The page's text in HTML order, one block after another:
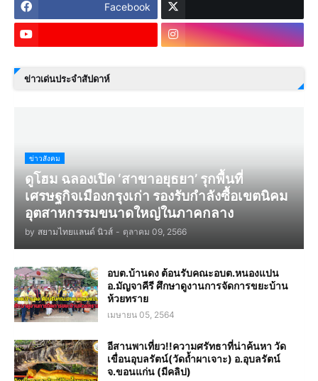
Facebook
ข่าวเด่นประจำสัปดาห์
ข่าวสังคม
ดูโฮม ฉลองเปิด ‘สาขาอยุธยา’ รุกพื้นที่
เศรษฐกิจเมืองกรุงเก่า รองรับกำลังซื้อเขตนิคม
อุตสาหกรรมขนาดใหญ่ในภาคกลาง
by สยามไทยแลนด์ นิวส์ - ตุลาคม 09, 2566
อบต.บ้านดง ต้อนรับคณะอบต.หนองแปน
อ.มัญจาคีรี ศึกษาดูงานการจัดการขยะบ้าน
ห้วยทราย
เมษายน 05, 2564
อีสานพาเที่ยว!!ความศรัทธาที่น่าค้นหา วัด
เขื่อนอุบลรัตน์(วัดถ้ำผาเจาะ) อ.อุบลรัตน์
จ.ขอนแก่น (มีคลิป)